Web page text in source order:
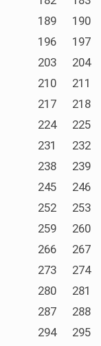
189
190
196
197
203
204
210
211
217
218
224
225
231
232
238
239
245
246
252
253
259
260
266
267
273
274
280
281
287
288
294
295